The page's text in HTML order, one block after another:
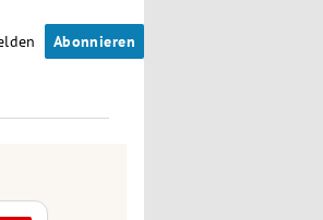
Abonnieren